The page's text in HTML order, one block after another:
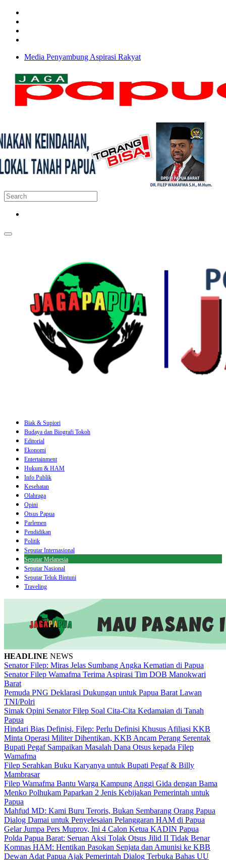
Media Penyambung Aspirasi Rakyat
Biak & Supiori
Budaya dan Biografi Tokoh
Editorial
Ekonomi
Entertainment
Hukum & HAM
Info Publik
Kesehatan
Olahraga
Opini
Otsus Papua
Parlemen
Pendidikan
Politik
Seputar Internasional
Seputar Melanesia
Seputar Nasional
Seputar Teluk Bintuni
Traveling
HEADLINE NEWS
Senator Filep: Miras Jelas Sumbang Angka Kematian di Papua
Senator Filep Wamafma Terima Aspirasi Tim DOB Manokwari
Barat
Pemuda PNG Deklarasi Dukungan untuk Papua Barat Lawan
TNI/Polri
Simak Opini Senator Filep Soal Cita-Cita Kedamaian di Tanah
Papua
Hindari Bias Definisi, Filep: Perlu Definisi Khusus Afiliasi KKB
Minta Operasi Militer Dihentikan, KKB Ancam Perang Serentak
Bupati Pegaf Sampaikan Masalah Dana Otsus kepada Filep
Wamafma
Filep Serahkan Buku Karyanya untuk Bupati Pegaf & Billy
Mambrasar
Filep Wamafma Bantu Warga Kampung Anggi Gida dengan Bama
Menko Polhukam Paparkan 2 Jenis Kebijakan Pemerintah untuk
Papua
Mahfud MD: Kami Buru Teroris, Bukan Sembarang Orang Papua
Dialog Damai untuk Penyelesaian Pelanggaran HAM di Papua
Gelar Jumpa Pers Muprov, Ini 4 Calon Ketua KADIN Papua
Polda Papua Barat: Seruan Aksi Tolak Otsus Jilid II Tidak Benar
Komnas HAM: Hentikan Pasokan Senjata dan Amunisi ke KBB
Dewan Adat Papua Ajak Pemerintah Dialog Terbuka Bahas UU